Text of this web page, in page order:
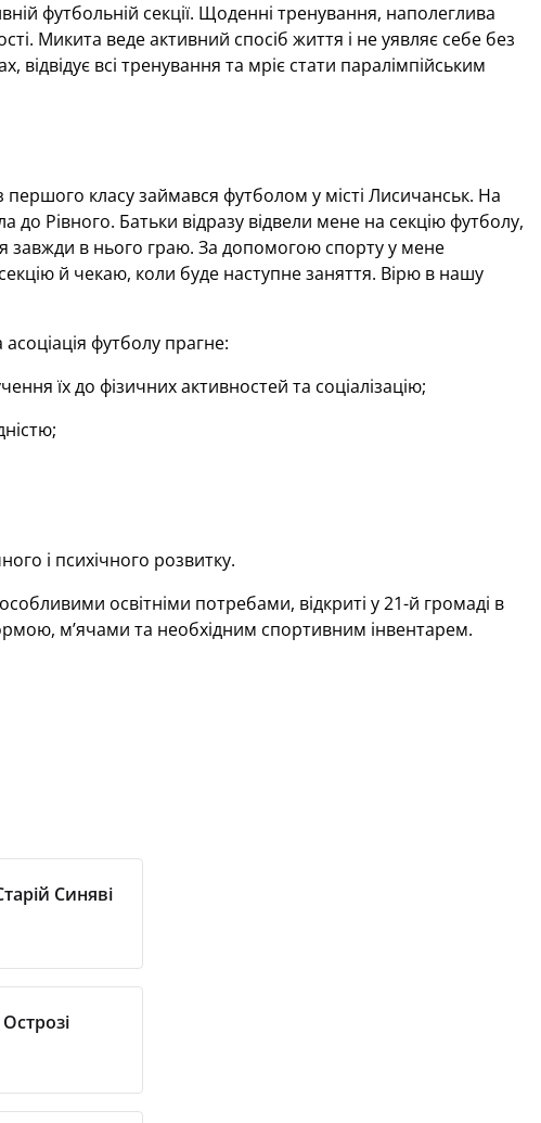
футбольній секції. Щоденні тренування, наполеглива
Микита веде активний спосіб життя і не уявляє себе без
всі тренування та мріє стати паралімпійським
класу займався футболом у місті Лисичанськ. На
Рівного. Батьки відразу відвели мене на секцію футболу,
завжди в нього граю. За допомогою спорту у мене
й чекаю, коли буде наступне заняття. Вірю в нашу
футболу прагне:
їх до фізичних активностей та соціалізацію;
і психічного розвитку.
освітніми потребами, відкриті у 21-й громаді в
м’ячами та необхідним спортивним інвентарем.
Синяві